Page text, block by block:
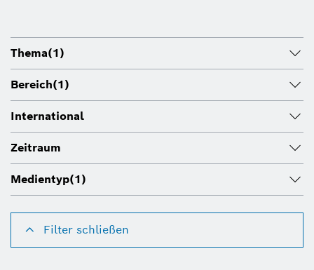
Thema(1)
Bereich(1)
International
Zeitraum
Medientyp(1)
Filter schließen